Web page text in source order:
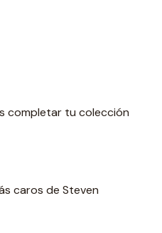
completar tu colección
caros de Steven